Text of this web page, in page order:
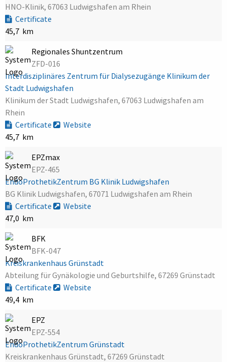
HNO-Klinik, 67063 Ludwigshafen am Rhein
Certificate
45,7 km
Regionales Shuntzentrum
ZFD-016
Interdisziplinäres Zentrum für Dialysezugänge Klinikum der
Stadt Ludwigshafen
Klinikum der Stadt Ludwigshafen, 67063 Ludwigshafen am
Rhein
Certificate
Website
45,7 km
EPZmax
EPZ-465
EndoProthetikZentrum BG Klinik Ludwigshafen
BG Klinik Ludwigshafen, 67071 Ludwigshafen am Rhein
Certificate
Website
47,0 km
BFK
BFK-047
Kreiskrankenhaus Grünstadt
Abteilung für Gynäkologie und Geburtshilfe, 67269 Grünstadt
Certificate
Website
49,4 km
EPZ
EPZ-554
EndoProthetikZentrum Grünstadt
Kreiskrankenhaus Grünstadt, 67269 Grünstadt